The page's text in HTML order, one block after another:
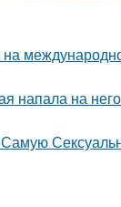
напала на